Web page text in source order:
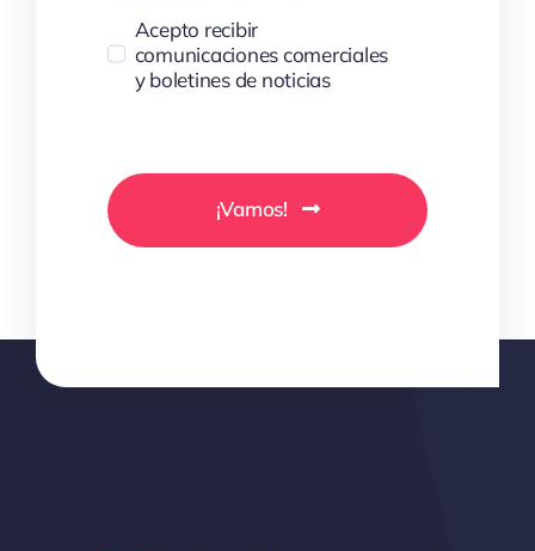
Acepto recibir
comunicaciones comerciales
y boletines de noticias
¡Vamos!